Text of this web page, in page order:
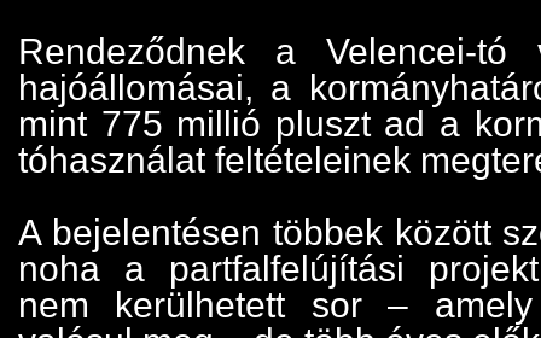
Rendeződnek a Velencei-tó
hajóállomásai, a
mint 775 millió pluszt ad a
tóhasználat feltételeinek
A bejelentésen többek között
noha a partfalfelújítási
nem kerülhetett sor –